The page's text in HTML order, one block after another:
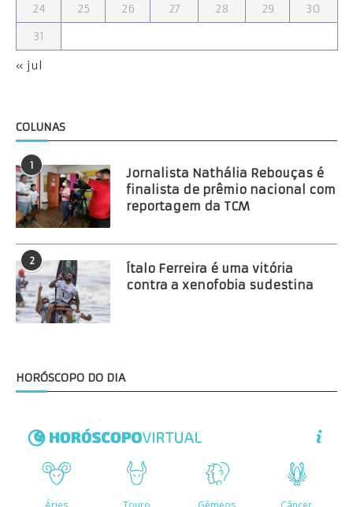
24
25 26 27 28 29
30
31
« jul
COLUNAS
1
Jornalista Nathália Rebouças é
finalista de prêmio nacional com
reportagem da TCM
2
Ítalo Ferreira é uma vitória
contra a xenofobia sudestina
HORÓSCOPO DO DIA